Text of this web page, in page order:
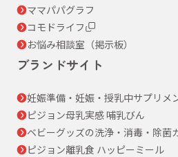
ママパパグラフ
コモドライフ
お悩み相談室（掲示板）
ブランドサイト
妊娠準備・妊娠・授乳中サプリメ
ピジョン母乳実感 哺乳びん
ベビーグッズの洗浄・消毒・除菌
ピジョン離乳食 ハッピーミール